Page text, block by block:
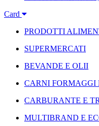
Card
PRODOTTI
SUPERMERCATI
BEVANDE E OLII
CARNI FORMAGGI
CARBURANTE E
MULTIBRAND E